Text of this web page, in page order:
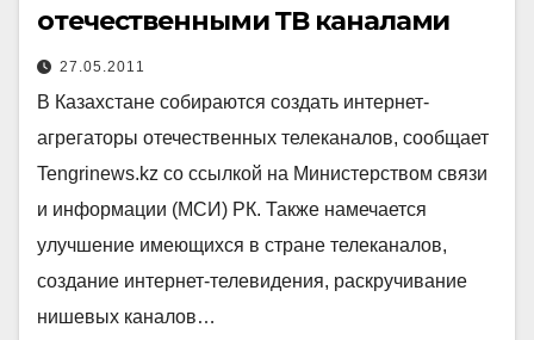
отечественными ТВ каналами
27.05.2011
В Казахстане собираются создать интернет-
агрегаторы отечественных телеканалов, сообщает
Tengrinews.kz со ссылкой на Министерством связи
и информации (МСИ) РК. Также намечается
улучшение имеющихся в стране телеканалов,
создание интернет-телевидения, раскручивание
нишевых каналов…